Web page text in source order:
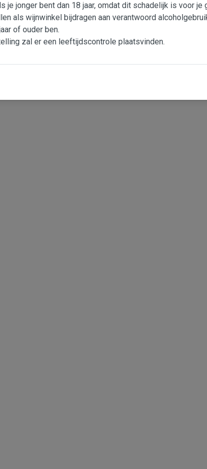
je jonger bent dan 18 jaar, omdat dit schadelijk is voor je
als wijnwinkel bijdragen aan verantwoord
of ouder ben.
zal er een leeftijdscontrole plaatsvinden.